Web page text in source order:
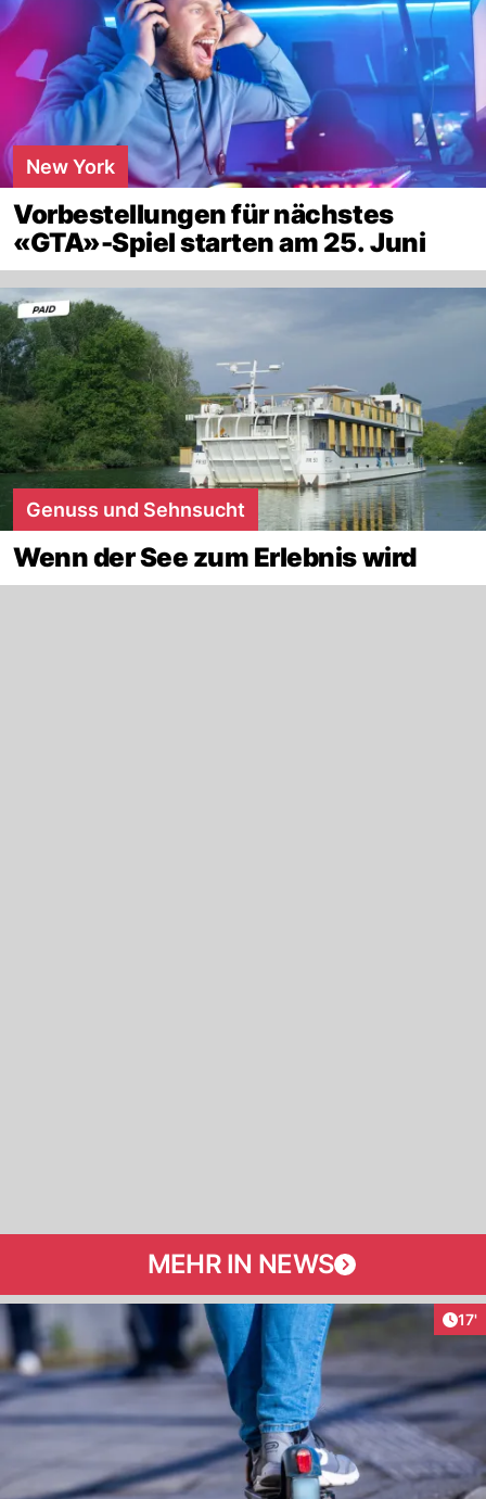
New York
Vorbestellungen für nächstes
«GTA»-Spiel starten am 25. Juni
Genuss und Sehnsucht
Wenn der See zum Erlebnis wird
MEHR IN NEWS
17'